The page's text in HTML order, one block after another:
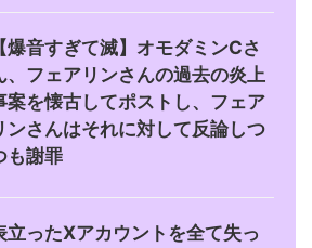
【爆音すぎて滅】オモダミンCさ
、フェアリンさんの過去の炎上
案を懐古してポストし、フェア
ンさんはそれに対して反論しつ
も謝罪
立ったXアカウントを全て失っ